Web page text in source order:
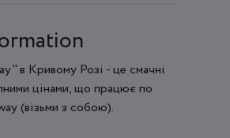
в Кривому Розі - це смачні
цінами, що працює по
(візьми з собою).